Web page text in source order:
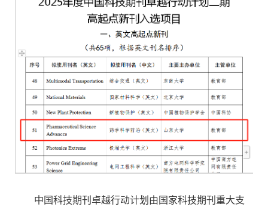
中国科技期刊卓越行动计划由国家科技期刊重大支